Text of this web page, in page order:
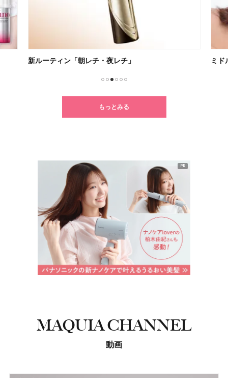
新ルーティン「朝レチ・夜レチ」 ミド
もっとみる
PR
MAQUIA CHANNEL
動画